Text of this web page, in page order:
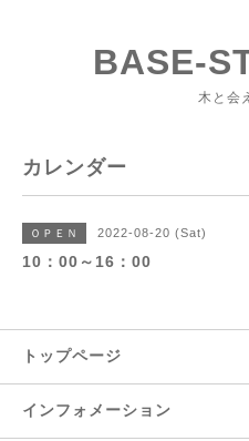
BASE-
木と会
カレンダー
ＯＰＥＮ 2022-08-20 (Sat)
10：00～16：00
トップページ
インフォメーション